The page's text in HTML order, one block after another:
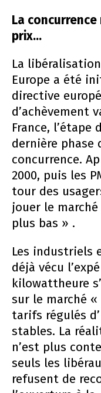
La
prix…
La
Europe a été
directive
d’achèvement
France,
dernière phase
concurrence.
2000, puis les
tour des
jouer le
plus bas » .
Les industriels
déjà vécu
kilowattheure
sur le marché
tarifs régulés
stables. La
n’est plus
seuls les
refusent de